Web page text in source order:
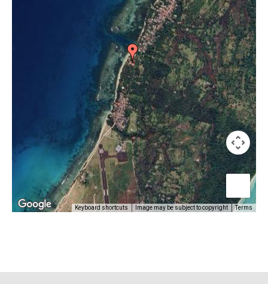
Keyboard shortcuts Image may be subject to copyright Terms